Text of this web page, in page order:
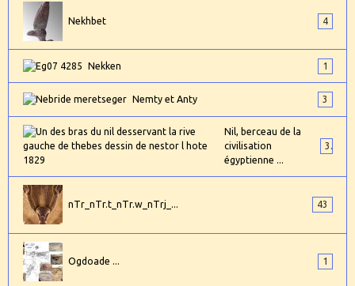
Nekhbet 4
Nekken 1
Nemty et Anty 3
Nil, berceau de la
civilisation
égyptienne ...
3
nTr_nTr.t_nTr.w_nTrj_... 43
Ogdoade ... 1